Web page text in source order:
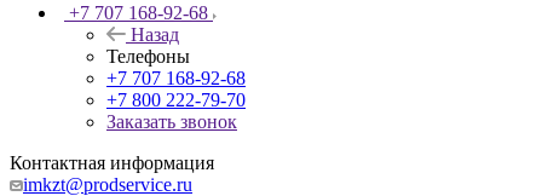
+7 707 168-92-68
Назад
Телефоны
+7 707 168-92-68
+7 800 222-79-70
Заказать звонок
Контактная информация
imkzt@prodservice.ru